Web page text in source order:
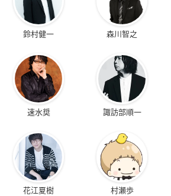
鈴村健一 森川智之
速水奨 諏訪部順一
花江夏樹 村瀬歩